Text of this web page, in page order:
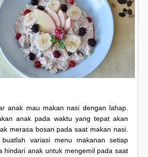
anak mau makan nasi dengan lahap.
anak pada waktu yang tepat akan
merasa bosan pada saat makan nasi.
variasi menu makanan setiap
hindari anak untuk mengemil pada saat